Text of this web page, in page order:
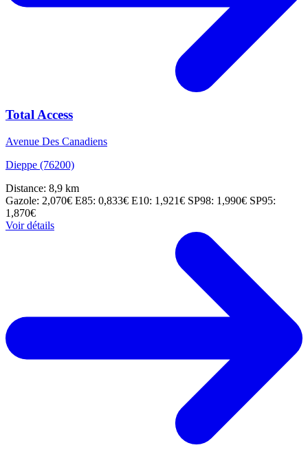
Total Access
Avenue Des Canadiens
Dieppe (76200)
Distance: 8,9 km
Gazole: 2,070€ E85: 0,833€ E10: 1,921€ SP98: 1,990€ SP95:
1,870€
Voir détails